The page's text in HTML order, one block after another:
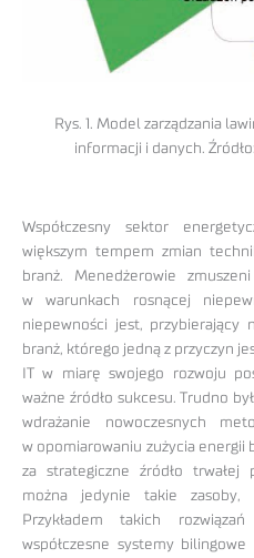
Rys. 1. Model zarządzania
informacji i danych.
Współczesny sektor
większym tempem zmian
branż. Menedżerowie
w warunkach rosnącej
niepewności jest, przybierający
branż, którego jedną z przyczyn
IT w miarę swojego rozwoju
ważne źródło sukcesu. Trudno
wdrażanie nowoczesnych
w opomiarowaniu zużycia energii
za strategiczne źródło trwałej
można jedynie takie zasoby,
Przykładem takich
współczesne systemy